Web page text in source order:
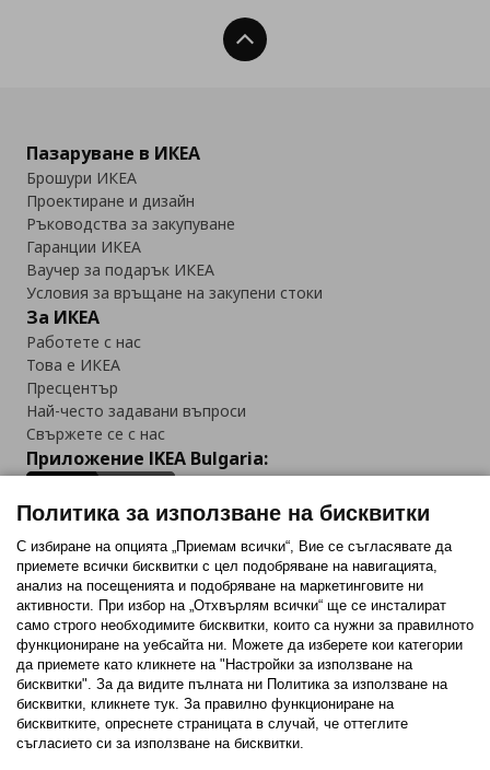
Нагоре
Пазаруване в ИКЕА
Брошури ИКЕА
Проектиране и дизайн
Ръководства за закупуване
Гаранции ИКЕА
Ваучер за подарък ИКЕА
Условия за връщане на закупени стоки
За ИКЕА
Работете с нас
Това е ИКЕА
Пресцентър
Най-често задавани въпроси
Свържете се с нас
Приложение IKEA Bulgaria:
Последвайте ни:
FacebookTwitterYoutubePinterestInstagram
Политика за използване на бисквитки (Cookies)
Политика за използване на бисквитки
С избиране на опцията „Приемам всички“, Вие се съгласявате да
приемете всички бисквитки с цел подобряване на навигацията,
анализ на посещенията и подобряване на маркетинговите ни
активности. При избор на „Отхвърлям всички“ ще се инсталират
само строго необходимитe бисквитки, които са нужни за правилното
функциониране на уебсайта ни. Можете да изберете кои категории
да приемете като кликнете на "Настройки за използване на
бисквитки". За да видите пълната ни Политика за използване на
бисквитки, кликнете тук. За правилно функциониране на
бисквитките, опреснете страницата в случай, че оттеглите
съгласието си за използване на бисквитки.